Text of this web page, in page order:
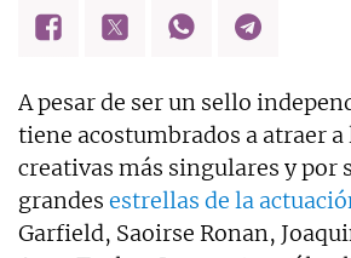
A pesar de ser un sello
tiene acostumbrados a atraer a
creativas más singulares y por
grandes estrellas de la
Garfield, Saoirse Ronan,